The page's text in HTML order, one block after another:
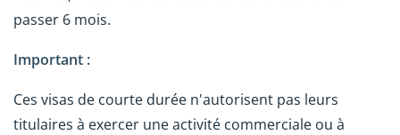
passer 6 mois.
Important :
Ces visas de courte durée n'autorisent pas leurs
titulaires à exercer une activité commerciale ou à